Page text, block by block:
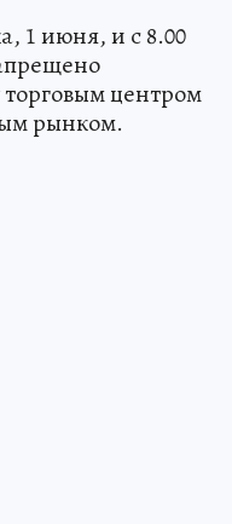
1 июня, и с 8.00
центром
рынком.